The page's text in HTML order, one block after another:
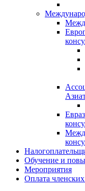
Обучение и
Мероприятия
Оплата